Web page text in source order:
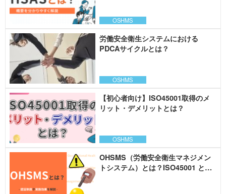
OSHMS
OSHMS
労働安全衛生システムにおける
PDCAサイクルとは？
OSHMS
【初心者向け】ISO45001取得のメ
リット・デメリットとは？
OHSMS（労働安全衛生マネジメン
トシステム）とは？ISO45001 との